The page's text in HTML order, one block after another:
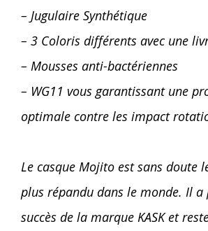
– Jugulaire Synthétique
– 3 Coloris différents avec une
– Mousses anti-bactériennes
– WG11 vous garantissant une
optimale contre les impact
Le casque Mojito est sans doute
plus répandu dans le monde. Il
succès de la marque KASK et